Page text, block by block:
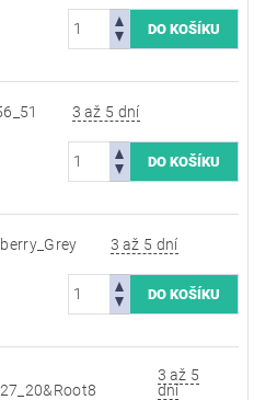
3 až 5 dní
3 až 5 dní
3 až 5
dní